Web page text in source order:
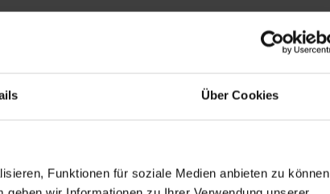
Über Cookies
Funktionen für soziale Medien anbieten zu können